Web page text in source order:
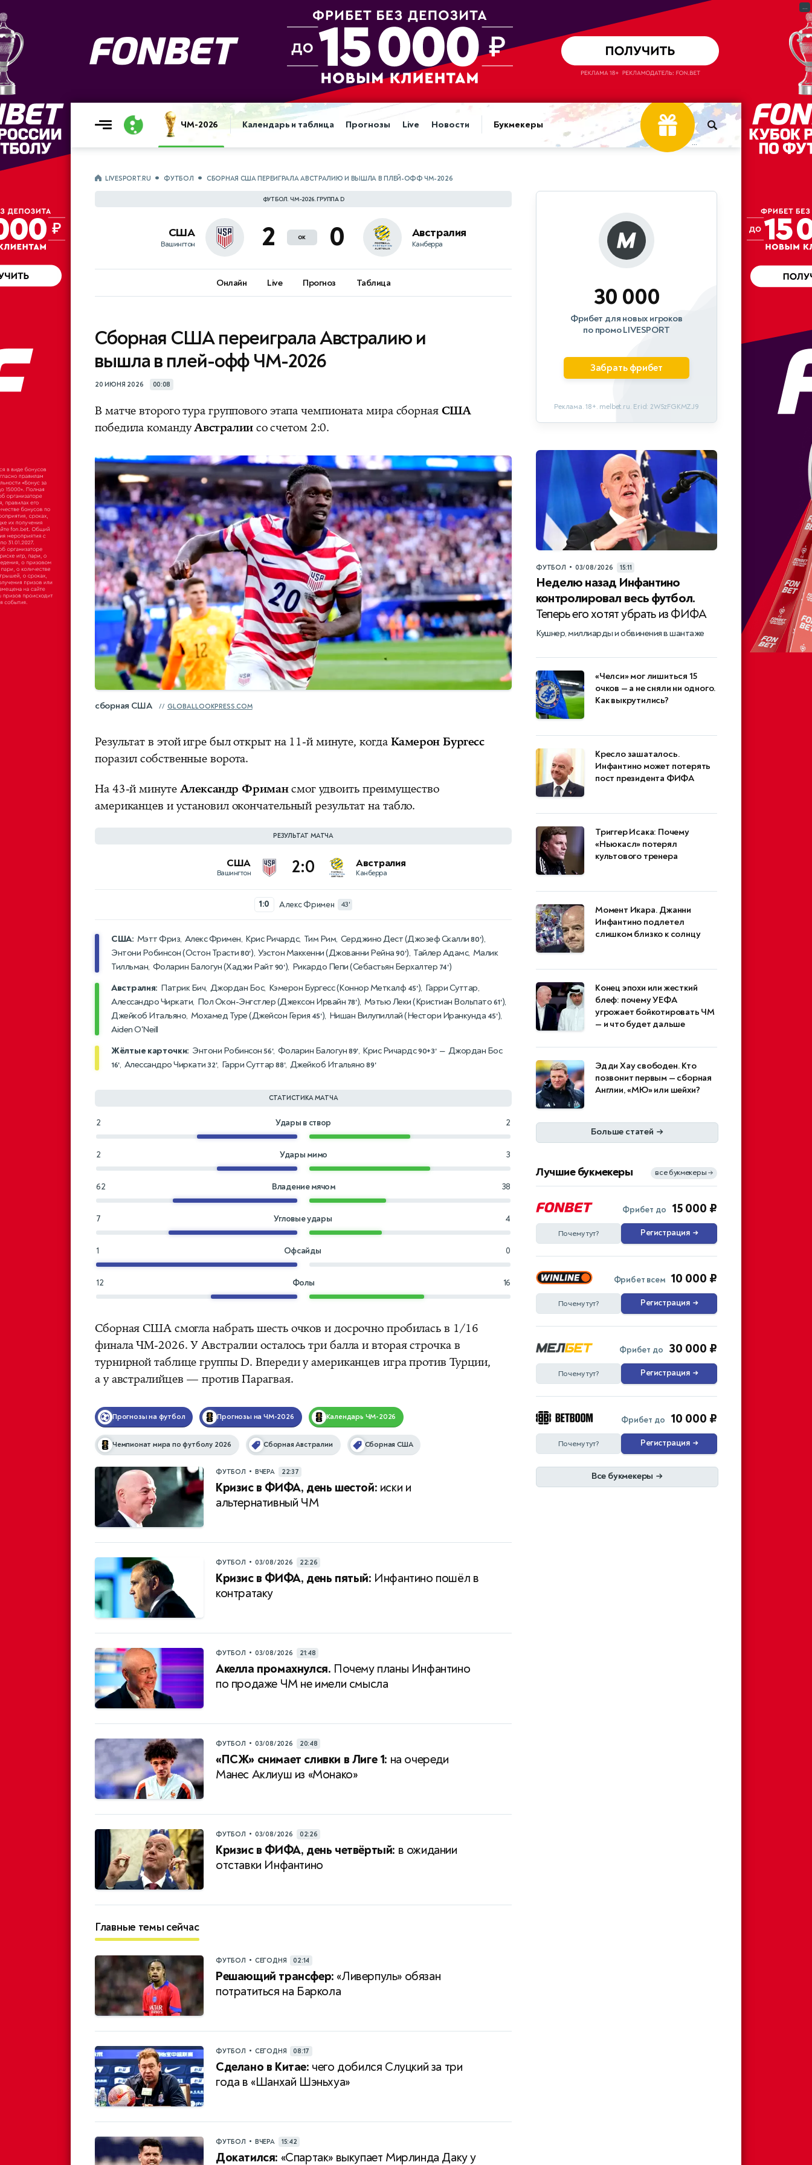
ЧМ-2026 Календарь и таблица Прогнозы Live Новости Букмекеры
...
LIVESPORT.RU ФУТБОЛ СБОРНАЯ США ПЕРЕИГРАЛА АВСТРАЛИЮ И ВЫШЛА В ПЛЕЙ-ОФФ ЧМ-2026
ФУТБОЛ. ЧМ-2026. ГРУППА D
США
Вашингтон 2 ок 0 Австралия
Канберра
Онлайн Live Прогноз Таблица
Сборная США переиграла Австралию и
вышла в плей-офф ЧМ-2026
20 ИЮНЯ 2026 00:08
В матче второго тура группового этапа чемпионата мира сборнаяСША
победила командуАвстралиисо счетом 2:0.
сборная США GLOBALLOOKPRESS.COM
Результат в этой игре был открыт на 11-й минуте, когдаКамерон Бургесс
поразил собственные ворота.
На 43-й минутеАлександр Фримансмог удвоить преимущество
американцев и установил окончательный результат на табло.
РЕЗУЛЬТАТ МАТЧА
США
Вашингтон 2:0 Австралия
Канберра
1:0 Алекс Фримен 43'
США: Мэтт Фриз, Алекс Фримен, Крис Ричардс, Тим Рим, Серджино Дест (Джозеф Скалли80'),
Энтони Робинсон (Остон Трасти80'), Уэстон Маккенни (Джованни Рейна90'), Тайлер Адамс, Малик
Тилльман, Фоларин Балогун (Хаджи Райт90'), Рикардо Пепи (Себастьян Берхалтер 74')
Австралия: Патрик Бич, Джордан Бос, Кэмерон Бургесс (Коннор Меткалф 45'), Гарри Суттар,
Алессандро Чиркати, Пол Окон-Энгстлер (Джексон Ирвайн 78'), Мэтью Леки (Кристиан Вольпато61'),
Джейкоб Итальяно, Мохамед Туре (Джейсон Герия 45'), Нишан Вилупиллай (Нестори Иранкунда 45'),
Aiden O'Neill
Жёлтые карточки: Энтони Робинсон56', Фоларин Балогун89', Крис Ричардс90+3'— Джордан Бос
16', Алессандро Чиркати32', Гарри Суттар88', Джейкоб Итальяно89'
СТАТИСТИКА МАТЧА
2 Удары в створ 2
2 Удары мимо 3
62 Владение мячом 38
7 Угловые удары 4
1 Офсайды 0
12 Фолы 16
Сборная США смогла набрать шесть очков и досрочно пробилась в 1/16
финала ЧМ-2026. У Австралии осталось три балла и вторая строчка в
турнирной таблице группы D. Впереди у американцев игра против Турции,
а у австралийцев — против Парагвая.
Прогнозы на футбол Прогнозы на ЧМ-2026 Календарь ЧМ-2026
Чемпионат мира по футболу 2026 Сборная Австралии Сборная США
ФУТБОЛ • ВЧЕРА 22:37
Кризис в ФИФА, день шестой: иски и
альтернативный ЧМ
ФУТБОЛ • 03/08/2026 22:26
Кризис в ФИФА, день пятый: Инфантино пошёл в
контратаку
ФУТБОЛ • 03/08/2026 21:48
Акелла промахнулся. Почему планы Инфантино
по продаже ЧМ не имели смысла
ФУТБОЛ • 03/08/2026 20:48
«ПСЖ» снимает сливки в Лиге 1: на очереди
Манес Аклиуш из «Монако»
ФУТБОЛ • 03/08/2026 02:26
Кризис в ФИФА, день четвёртый: в ожидании
отставки Инфантино
Главные темы сейчас
ФУТБОЛ • СЕГОДНЯ 02:14
Решающий трансфер: «Ливерпуль» обязан
потратиться на Баркола
ФУТБОЛ • СЕГОДНЯ 08:17
Сделано в Китае: чего добился Слуцкий за три
года в «Шанхай Шэньхуа»
ФУТБОЛ • ВЧЕРА 15:42
Докатился: «Спартак» выкупает Мирлинда Даку у
30 000
Фрибет для новых игроков
по промо LIVESPORT
Забрать фрибет
Реклама. 18+. melbet.ru. Erid: 2W5zFGKMZJ9
ФУТБОЛ • 03/08/2026 15:11
Неделю назад Инфантино
контролировал весь футбол.
Теперь его хотят убрать из ФИФА
Кушнер, миллиарды и обвинения в шантаже
«Челси» мог лишиться 15
очков — а не сняли ни одного.
Как выкрутились?
Кресло зашаталось.
Инфантино может потерять
пост президента ФИФА
Триггер Исака: Почему
«Ньюкасл» потерял
культового тренера
Момент Икара. Джанни
Инфантино подлетел
слишком близко к солнцу
Конец эпохи или жесткий
блеф: почему УЕФА
угрожает бойкотировать ЧМ
— и что будет дальше
Эдди Хау свободен. Кто
позвонит первым — сборная
Англии, «МЮ» или шейхи?
Больше статей →
Лучшие букмекеры все букмекеры →
Фрибет до 15 000 ₽
Почему тут? Регистрация →
Фрибет всем 10 000 ₽
Почему тут? Регистрация →
Фрибет до 30 000 ₽
Почему тут? Регистрация →
Фрибет до 10 000 ₽
Почему тут? Регистрация →
Все букмекеры →
...